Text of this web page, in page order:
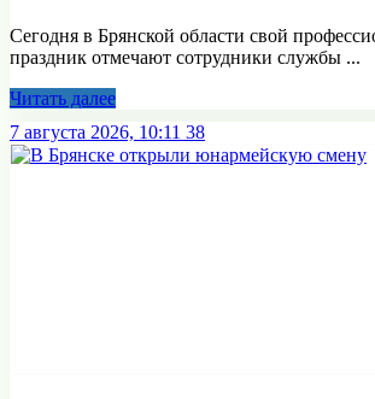
Сегодня в Брянской области свой
праздник отмечают сотрудники службы ...
Читать далее
7 августа 2026, 10:11 38